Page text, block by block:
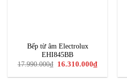
Bếp từ âm Electrolux
EHI845BB
17.990.000₫
Giá
là:
16.310.000₫Giá
hiện
tại